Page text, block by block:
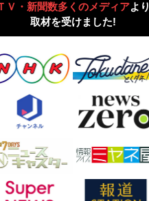
Ｖ・新聞数多くのメディアより
取材を受けました!